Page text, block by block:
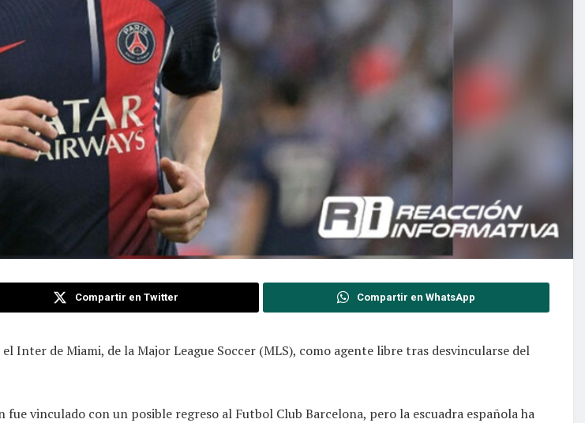
Compartir en Twitter Compartir en WhatsApp
de Miami, de la Major League Soccer (MLS), como agente libre tras desvincularse del
vinculado con un posible regreso al Futbol Club Barcelona, pero la escuadra española ha